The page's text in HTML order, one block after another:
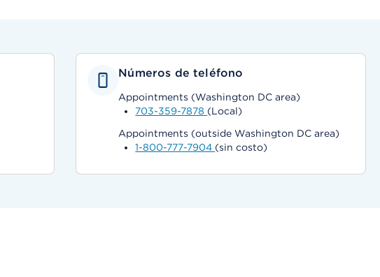
Números de teléfono
Appointments (Washington DC area)
703-359-7878 (Local)
Appointments (outside Washington DC area)
1-800-777-7904 (sin costo)